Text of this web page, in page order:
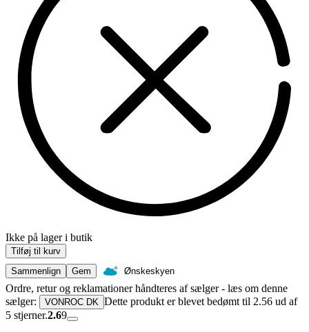
Ikke på lager i butik
Tilføj til kurv
Sammenlign
Gem Ønskeskyen
Ordre, retur og reklamationer håndteres af sælger - læs om denne
sælger:
VONROC DK Dette produkt er blevet bedømt til 2.56 ud af
5 stjerner.2.69